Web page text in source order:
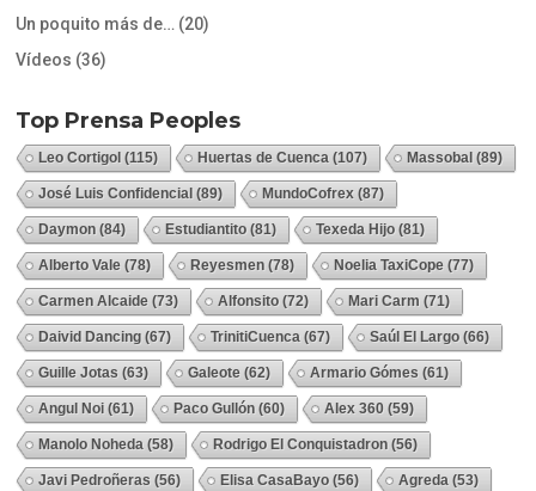
Un poquito más de… (20)
Vídeos (36)
Top Prensa Peoples
Leo Cortigol (115) Huertas de Cuenca (107) Massobal (89)
José Luis Confidencial (89) MundoCofrex (87)
Daymon (84) Estudiantito (81) Texeda Hijo (81)
Alberto Vale (78) Reyesmen (78) Noelia TaxiCope (77)
Carmen Alcaide (73) Alfonsito (72) Mari Carm (71)
Daivid Dancing (67) TrinitiCuenca (67) Saúl El Largo (66)
Guille Jotas (63) Galeote (62) Armario Gómes (61)
Angul Noi (61) Paco Gullón (60) Alex 360 (59)
Manolo Noheda (58) Rodrigo El Conquistadron (56)
Javi Pedroñeras (56) Elisa CasaBayo (56) Agreda (53)